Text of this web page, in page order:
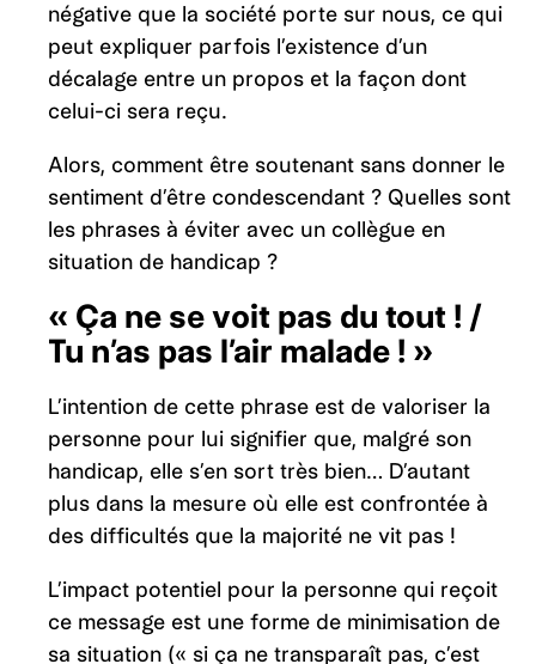
négative que la société porte sur nous, ce qui
peut expliquer parfois l’existence d’un
décalage entre un propos et la façon dont
celui-ci sera reçu.
Alors, comment être soutenant sans donner le
sentiment d’être condescendant ? Quelles sont
les phrases à éviter avec un collègue en
situation de handicap ?
« Ça ne se voit pas du tout ! /
Tu n’as pas l’air malade ! »
L’intention de cette phrase est de valoriser la
personne pour lui signifier que, malgré son
handicap, elle s’en sort très bien… D’autant
plus dans la mesure où elle est confrontée à
des difficultés que la majorité ne vit pas !
L’impact potentiel pour la personne qui reçoit
ce message est une forme de minimisation de
sa situation (« si ça ne transparaît pas, c’est